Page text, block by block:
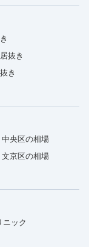
抜き
き
中央区の相場
文京区の相場
ニック